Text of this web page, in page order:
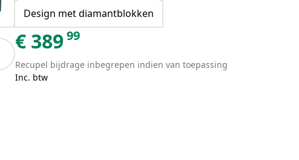
Design met diamantblokken
€ 38999
Recupel bijdrage inbegrepen indien van toepassing
Inc. btw